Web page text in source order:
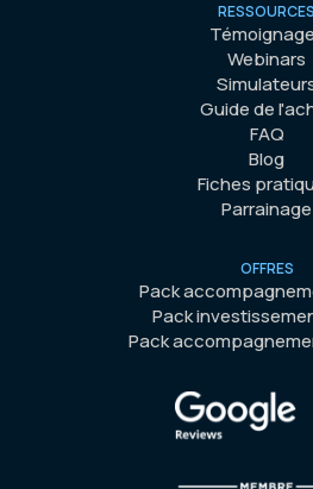
RESSOURCES
Webinars
Guide de
FAQ
Blog
Fiches
Parrainage
OFFRES
Pack
Pack
Pack